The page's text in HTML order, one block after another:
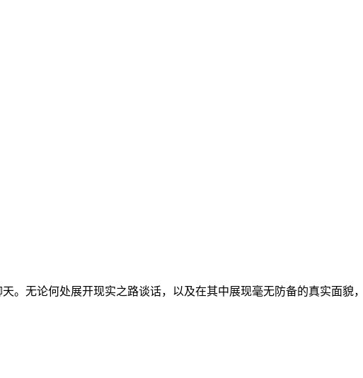
。无论何处展开现实之路谈话，以及在其中展现毫无防备的真实面貌